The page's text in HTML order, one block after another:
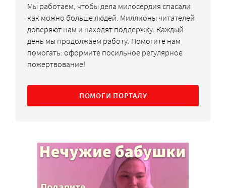
Мы работаем, чтобы дела милосердия спасали
как можно больше людей. Миллионы читателей
доверяют нам и находят поддержку. Каждый
день мы продолжаем работу. Помогите нам
помогать: оформите посильное регулярное
пожертвование!
ПОМОГИ ПОРТАЛУ